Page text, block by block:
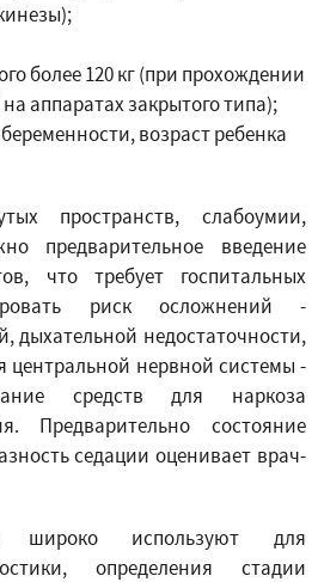
более 120 кг (при прохождении
аппаратах закрытого типа);
возраст ребенка
пространств, слабоумии,
предварительное введение
что требует госпитальных
риск осложнений -
дыхательной недостаточности,
центральной нервной системы -
средств для наркоза
Предварительно состояние
седации оценивает врач-
широко используют для
определения стадии